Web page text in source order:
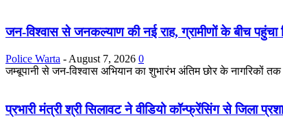
जन-विश्वास से जनकल्याण की नई राह, ग्रामीणों के बीच पहुंचा
Police Warta - August 7, 2026 0
जम्बूपानी से जन-विश्वास अभियान का शुभारंभ अंतिम छोर के नागरिकों
प्रभारी मंत्री श्री सिलावट ने वीडियो कॉन्फ्रेंसिंग से जिला